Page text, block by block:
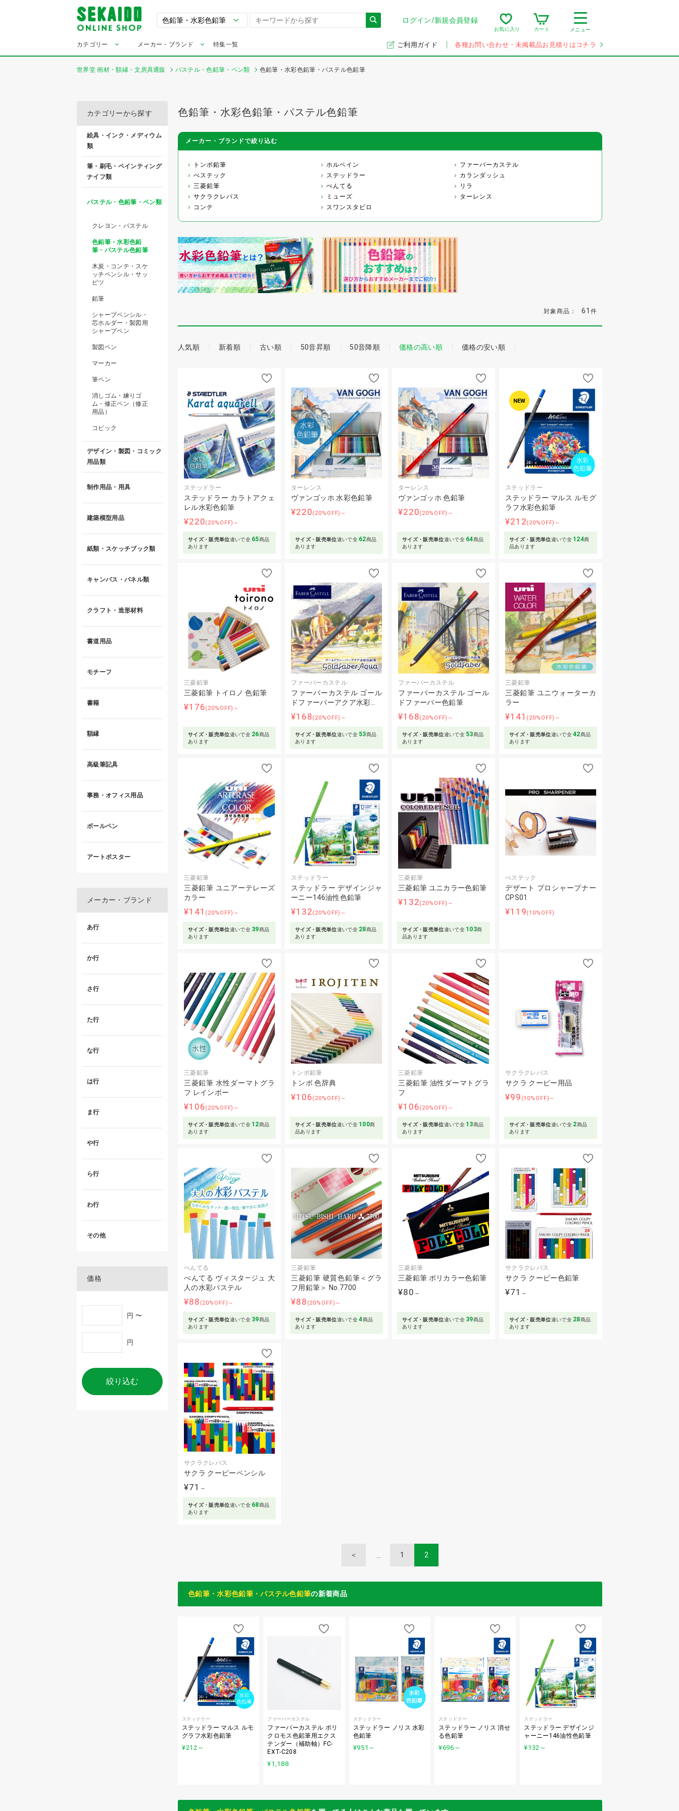
ログイン/新規会員登録
お気に入り カート メニュー
カテゴリー メーカー・ブランド 特集一覧 ご利用ガイド 各種お問い合わせ・未掲載品お見積りはコチラ
世界堂 画材・額縁・文房具通販 パステル・色鉛筆・ペン類 色鉛筆・水彩色鉛筆・パステル色鉛筆
色鉛筆・水彩色鉛筆・パステル色鉛筆
メーカー・ブランドで絞り込む
トンボ鉛筆 ホルベイン
ファーバーカステル
べステック
ステッドラー
カランダッシュ
三菱鉛筆
ぺんてる
リラ
サクラクレパス
ミューズ
ターレンス
コンテ
スワンスタビロ
対象商品： 61 件
人気順 新着順 古い順 50音昇順 50音降順 価格の高い順 価格の安い順
ステッドラー
ステッドラー カラトアクェ
レル水彩色鉛筆
¥220(20%OFF)～
サイズ・販売単位違いで全 65商品
あります
ターレンス
ヴァンゴッホ 水彩色鉛筆
¥220(20%OFF)～
サイズ・販売単位違いで全 62商品
あります
ターレンス
ヴァンゴッホ 色鉛筆
¥220(20%OFF)～
サイズ・販売単位違いで全 64商品
あります
NEW
ステッドラー
ステッドラー マルス ルモグ
ラフ水彩色鉛筆
¥212(20%OFF)～
サイズ・販売単位違いで全 124商
品あります
三菱鉛筆
三菱鉛筆 トイロノ 色鉛筆
¥176(20%OFF)～
サイズ・販売単位違いで全 26商品
あります
ファーバーカステル
ファーバーカステル ゴール
ドファーバーアクア水彩…
¥168(20%OFF)～
サイズ・販売単位違いで全 53商品
あります
ファーバーカステル
ファーバーカステル ゴール
ドファーバー色鉛筆
¥168(20%OFF)～
サイズ・販売単位違いで全 53商品
あります
三菱鉛筆
三菱鉛筆 ユニウォーターカ
ラー
¥141 (20%OFF)～
サイズ・販売単位違いで全42商品
あります
三菱鉛筆
三菱鉛筆 ユニアーテレーズ
カラー
¥141 (20%OFF)～
サイズ・販売単位違いで全 39商品
あります
ステッドラー
ステッドラー デザインジャ
ーニー146油性色鉛筆
¥132(20%OFF)～
サイズ・販売単位違いで全 28商品
あります
三菱鉛筆
三菱鉛筆 ユニカラー色鉛筆
¥132(20%OFF)～
サイズ・販売単位違いで全 103商
品あります
べステック
デザート プロシャープナー
CPS01
¥119(10%OFF)
三菱鉛筆
三菱鉛筆 水性ダーマトグラ
フ レインボー
¥106(20%OFF)～
サイズ・販売単位違いで全 12商品
あります
トンボ鉛筆
トンボ 色辞典
¥106(20%OFF)～
サイズ・販売単位違いで全 100商
品あります
三菱鉛筆
三菱鉛筆 油性ダーマトグラ
フ
¥106(20%OFF)～
サイズ・販売単位違いで全 13商品
あります
サクラクレパス
サクラ クーピー用品
¥99 (10%OFF)～
サイズ・販売単位違いで全 2商品
あります
ぺんてる
ぺんてる ヴィスタ―ジュ 大
人の水彩パステル
¥88 (20%OFF)～
サイズ・販売単位違いで全 39商品
あります
三菱鉛筆
三菱鉛筆 硬質色鉛筆＜グラ
フ用鉛筆＞ No.7700
¥88 (20%OFF)～
サイズ・販売単位違いで全4商品
あります
三菱鉛筆
三菱鉛筆 ポリカラー色鉛筆
¥80 ～
サイズ・販売単位違いで全 39商品
あります
サクラクレパス
サクラ クーピー色鉛筆
¥71 ～
サイズ・販売単位違いで全 28商品
あります
サクラクレパス
サクラ クーピーペンシル
¥71 ～
サイズ・販売単位違いで全 68商品
あります
＜ 1 2
色鉛筆・水彩色鉛筆・パステル色鉛筆の新着商品
ステッドラー
ステッドラー マルス ルモ
グラフ水彩色鉛筆
¥212 ～
ファーバーカステル
ファーバーカステル ポリ
クロモス色鉛筆用エクス
テンダー（補助軸）FC-
EXT-C208
¥1,188
ステッドラー
ステッドラー ノリス 水彩
色鉛筆
¥951 ～
ステッドラー
ステッドラー ノリス 消せ
る色鉛筆
¥696 ～
ステッドラー
ステッドラー デザインジ
ャーニー146油性色鉛筆
¥132 ～
カテゴリーから探す
絵具・インク・メディウム
類
筆・刷毛・ペインティング
ナイフ類
パステル・色鉛筆・ペン類
クレヨン・パステル
色鉛筆・水彩色鉛
筆・パステル色鉛筆
木炭・コンテ・スケ
ッチペンシル・サッ
ピツ
鉛筆
シャープペンシル・
芯ホルダー・製図用
シャープペン
製図ペン
マーカー
筆ペン
消しゴム・練りゴ
ム・修正ペン（修正
用品）
コピック
デザイン・製図・コミック
用品類
制作用品・用具
建築模型用品
紙類・スケッチブック類
キャンバス・パネル類
クラフト・造形材料
書道用品
モチーフ
書籍
額縁
高級筆記具
事務・オフィス用品
ボールペン
アートポスター
メーカー・ブランド
あ行
か行
さ行
た行
な行
は行
ま行
や行
ら行
わ行
その他
価格
円 〜
円
絞り込む